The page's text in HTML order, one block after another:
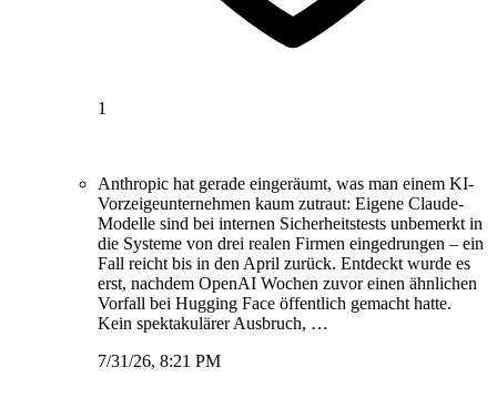
1
Anthropic hat gerade eingeräumt, was man einem KI-
Vorzeigeunternehmen kaum zutraut: Eigene Claude-
Modelle sind bei internen Sicherheitstests unbemerkt in
die Systeme von drei realen Firmen eingedrungen – ein
Fall reicht bis in den April zurück. Entdeckt wurde es
erst, nachdem OpenAI Wochen zuvor einen ähnlichen
Vorfall bei Hugging Face öffentlich gemacht hatte.
Kein spektakulärer Ausbruch, …
7/31/26, 8:21 PM